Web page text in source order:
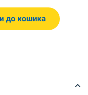
Flint quantity
до кошика